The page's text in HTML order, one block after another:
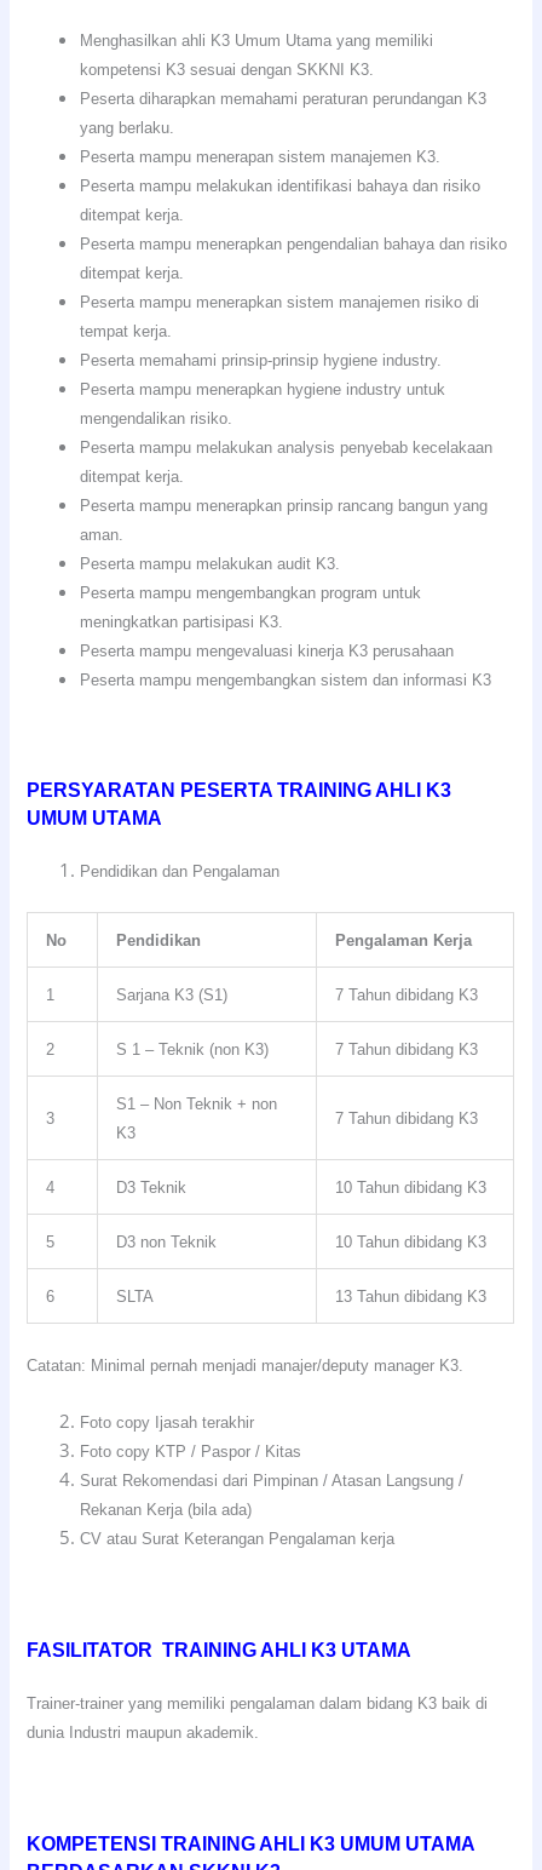
Menghasilkan ahli K3 Umum Utama yang memiliki
kompetensi K3 sesuai dengan SKKNI K3.
Peserta diharapkan memahami peraturan perundangan K3
yang berlaku.
Peserta mampu menerapan sistem manajemen K3.
Peserta mampu melakukan identifikasi bahaya dan risiko
ditempat kerja.
Peserta mampu menerapkan pengendalian bahaya dan risiko
ditempat kerja.
Peserta mampu menerapkan sistem manajemen risiko di
tempat kerja.
Peserta memahami prinsip-prinsip hygiene industry.
Peserta mampu menerapkan hygiene industry untuk
mengendalikan risiko.
Peserta mampu melakukan analysis penyebab kecelakaan
ditempat kerja.
Peserta mampu menerapkan prinsip rancang bangun yang
aman.
Peserta mampu melakukan audit K3.
Peserta mampu mengembangkan program untuk
meningkatkan partisipasi K3.
Peserta mampu mengevaluasi kinerja K3 perusahaan
Peserta mampu mengembangkan sistem dan informasi K3
P ERSYARATAN PESERTA TRAINING AHLI K3
UMUM UTAMA
Pendidikan dan Pengalaman
No Pendidikan Pengalaman Kerja
1 Sarjana K3 (S1) 7 Tahun dibidang K3
2 S 1 – Teknik (non K3) 7 Tahun dibidang K3
3
S1 – Non Teknik + non
K3
7 Tahun dibidang K3
4 D3 Teknik 10 Tahun dibidang K3
5 D3 non Teknik 10 Tahun dibidang K3
6 SLTA 13 Tahun dibidang K3
Catatan: Minimal pernah menjadi manajer/deputy manager K3.
Foto copy Ijasah terakhir
Foto copy KTP / Paspor / Kitas
Surat Rekomendasi dari Pimpinan / Atasan Langsung /
Rekanan Kerja (bila ada)
CV atau Surat Keterangan Pengalaman kerja
FASILITATOR TRAINING AHLI K3 UTAMA
Trainer-trainer yang memiliki pengalaman dalam bidang K3 baik di
dunia Industri maupun akademik.
KOMPETENSI TRAINING AHLI K3 UMUM UTAMA